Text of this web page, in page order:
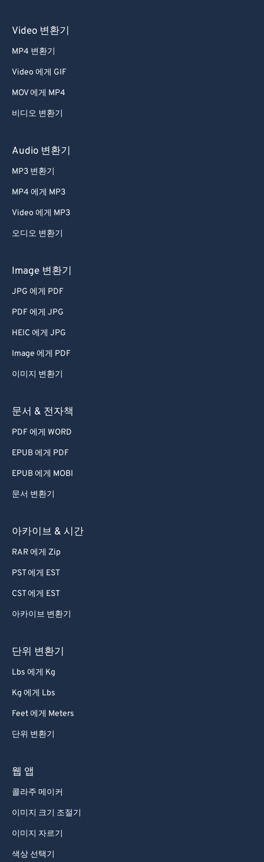
Video 변환기
MP4 변환기
Video 에게 GIF
MOV 에게 MP4
비디오 변환기
Audio 변환기
MP3 변환기
MP4 에게 MP3
Video 에게 MP3
오디오 변환기
Image 변환기
JPG 에게 PDF
PDF 에게 JPG
HEIC 에게 JPG
Image 에게 PDF
이미지 변환기
문서 & 전자책
PDF 에게 WORD
EPUB 에게 PDF
EPUB 에게 MOBI
문서 변환기
아카이브 & 시간
RAR 에게 Zip
PST 에게 EST
CST 에게 EST
아카이브 변환기
단위 변환기
Lbs 에게 Kg
Kg 에게 Lbs
Feet 에게 Meters
단위 변환기
웹 앱
콜라주 메이커
이미지 크기 조절기
이미지 자르기
색상 선택기